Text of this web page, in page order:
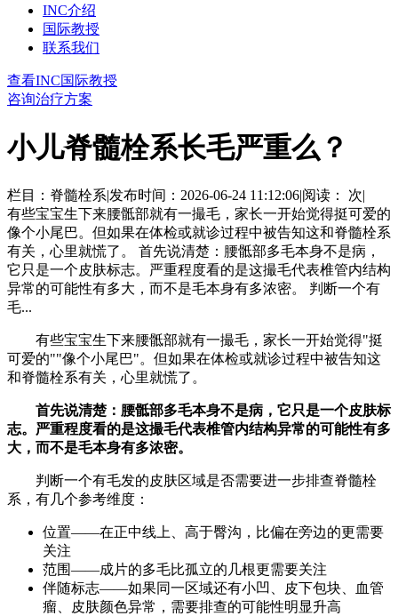
INC介绍
国际教授
联系我们
查看INC国际教授
咨询治疗方案
小儿脊髓栓系长毛严重么？
栏目：脊髓栓系|发布时间：2026-06-24 11:12:06|阅读： 次|
有些宝宝生下来腰骶部就有一撮毛，家长一开始觉得挺可爱的
像个小尾巴。但如果在体检或就诊过程中被告知这和脊髓栓系
有关，心里就慌了。 首先说清楚：腰骶部多毛本身不是病，
它只是一个皮肤标志。严重程度看的是这撮毛代表椎管内结构
异常的可能性有多大，而不是毛本身有多浓密。 判断一个有
毛...
有些宝宝生下来腰骶部就有一撮毛，家长一开始觉得"挺
可爱的""像个小尾巴"。但如果在体检或就诊过程中被告知这
和脊髓栓系有关，心里就慌了。
首先说清楚：腰骶部多毛本身不是病，它只是一个皮肤标
志。严重程度看的是这撮毛代表椎管内结构异常的可能性有多
大，而不是毛本身有多浓密。
判断一个有毛发的皮肤区域是否需要进一步排查脊髓栓
系，有几个参考维度：
位置——在正中线上、高于臀沟，比偏在旁边的更需要
关注
范围——成片的多毛比孤立的几根更需要关注
伴随标志——如果同一区域还有小凹、皮下包块、血管
瘤、皮肤颜色异常，需要排查的可能性明显升高